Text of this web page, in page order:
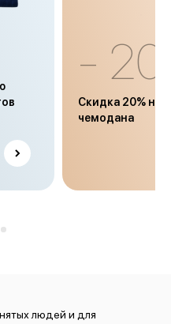
-
Скидка 20% на
чемодана
людей и для